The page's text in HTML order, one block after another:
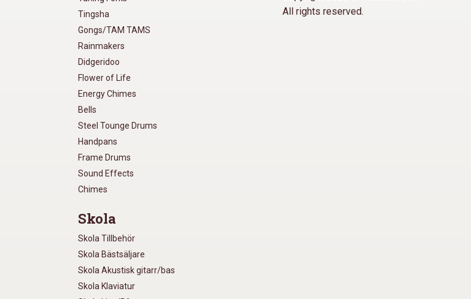
Tingsha
Gongs/TAM TAMS
Rainmakers
Didgeridoo
Flower of Life
Energy Chimes
Bells
Steel Tounge Drums
Handpans
Frame Drums
Sound Effects
Chimes
Skola
Skola Tillbehör
Skola Bästsäljare
Skola Akustisk gitarr/bas
Skola Klaviatur
All rights reserved.